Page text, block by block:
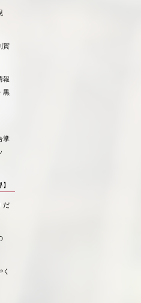
賀
報
黒
掌
だ